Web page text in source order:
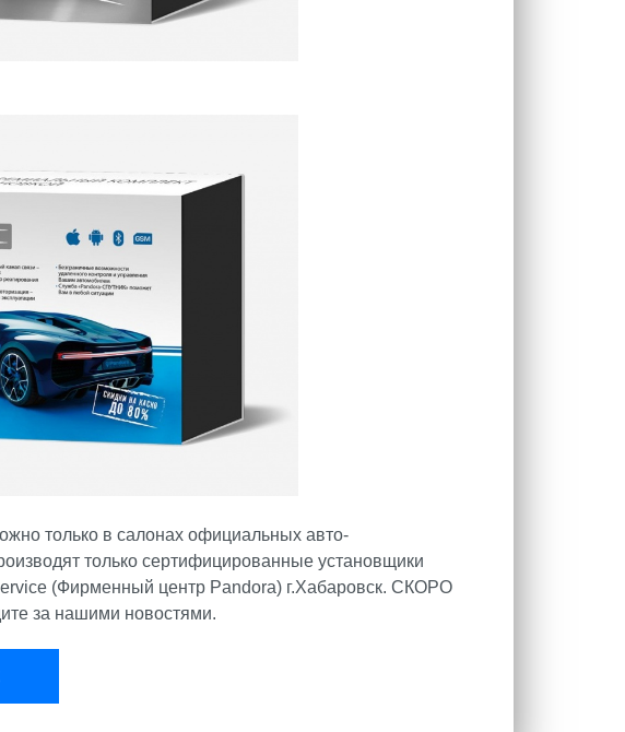
только в салонах официальных авто-
только сертифицированные установщики
(Фирменный центр Pandora) г.Хабаровск. СКОРО
за нашими новостями.